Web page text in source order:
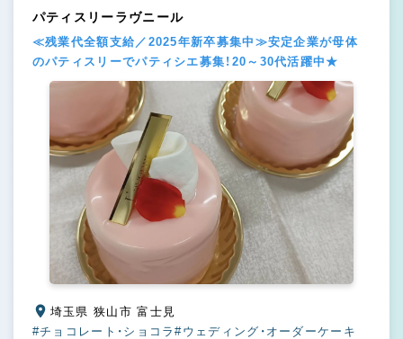
パティスリーラヴニール
≪残業代全額支給／2025年新卒募集中≫安定企業が母体
のパティスリーでパティシエ募集！20～30代活躍中★
埼玉県 狭山市 富士見
#チョコレート・ショコラ#ウェディング・オーダーケーキ